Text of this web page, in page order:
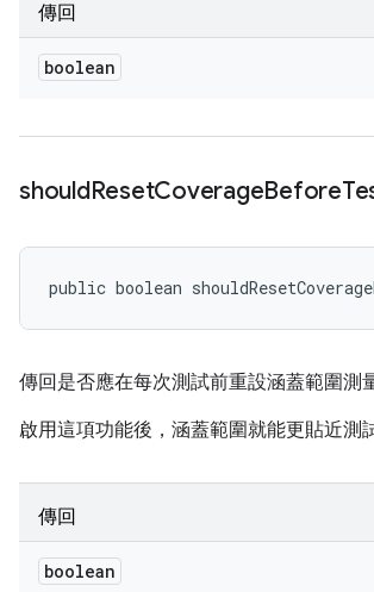
傳回
boolean
shouldResetCoverageBefore
public boolean
傳回是否應在每次測試前重設涵蓋範圍測
啟用這項功能後，涵蓋範圍就能更貼近測試
傳回
boolean